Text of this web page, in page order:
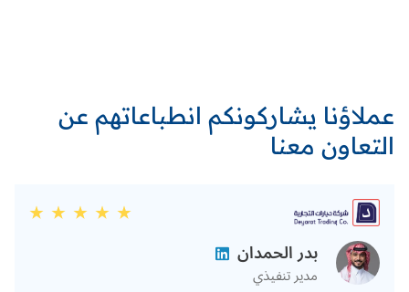
عملاؤنا يشاركونكم انطباعاتهم عن
التعاون معنا
بدر الحمدان
مدير تنفيذي